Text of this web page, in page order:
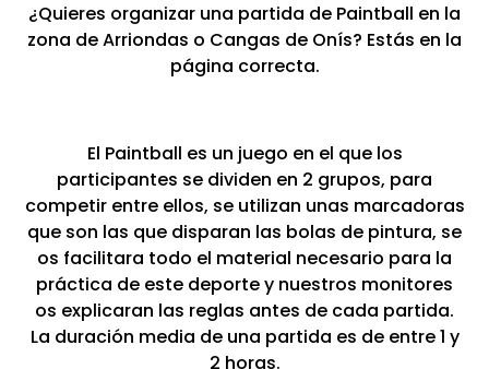
¿Quieres organizar una partida de Paintball en la
zona de Arriondas o Cangas de Onís? Estás en la
página correcta.
El Paintball es un juego en el que los
participantes se dividen en 2 grupos, para
competir entre ellos, se utilizan unas marcadoras
que son las que disparan las bolas de pintura, se
os facilitara todo el material necesario para la
práctica de este deporte y nuestros monitores
os explicaran las reglas antes de cada partida.
La duración media de una partida es de entre 1 y
2 horas.